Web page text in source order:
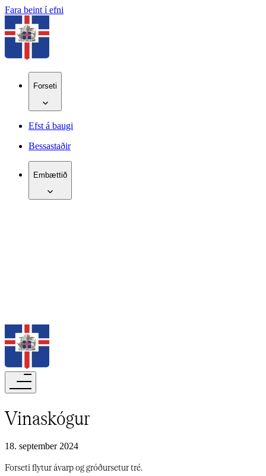
Fara beint í efni
Forseti
Efst á baugi
Bessastaðir
Embættið
Vinaskógur​​​​‌ ‍ ​‍​‍‌‍ ‌ ​‍‌‍‍‌‌‍‌ ‌‍‍‌‌‍ ‍​‍​‍​ ‍‍​‍​‍‌ ​ ‌‍​‌‌‍ ‍‌‍‍‌‌ ‌​‌ ‍‌​‍ ‍‌‍‍‌‌‍ ​‍​‍​‍ ​​‍​‍‌‍‍​‌ ​‍‌‍‌‌‌‍‌‍​‍​‍​ ‍‍​‍​‍‌‍‍​‌ ‌​‌ ‌​‌ ​​‌ ​ ​‍ ​‍ ‌‍‌‍‌‍ ‌ ​‍‌ ​ ‌‍‌‌‌ ‌​‌‍‍‌​‍ ‌‌‍‍‌‌ ​ ‌‍ ​‌‍​‌‌‍ ‍‌‍‌​‌ ​ ​‍ ‍‌ ‌‍‌‍‌‌‌ ​‍‌‍​ ‌‍‌‌‌‍ ​​‍ ‍‌‍​‌‌ ​​‌ ​​​‍ ‌ ​ ‌ ‌​‌ ‌‌‌‍‌​‌‍‍‌‌‍ ​‍ ‌‍‍‌‌‍ ‍‌ ‌​‌‍‌‌‌‍ ‍‌ ‌​​‍ ‌‍‌‌‌‍‌​‌‍‍‌‌ ‌​​‍ ‌‍ ‌‌‍ ‌‍‌​‌‍‌‌​ ‌‌ ​​‌ ​‍‌‍‌‌‌ ​ ‌‍‌‌‌‍ ‍‌ ‌​‌‍​‌‌ ‌​‌‍‍‌‌‍ ‌‍ ‍​ ‍ ‌‍‍‌‌‍‌​​ ‌‌ ​ ‌​‍‌‌​‌​‌‍‍​‌​​‌‌‍‌​‌‍​ ​ ‌‌‌‌‌​‌​​ ‌‌‍​‌‌​ ‌‌‌‌‌​‍‌​ ‌​‌​ ‌​ ​ ‌‌​ ‌‌‌‍‌ ​​‌​​‌‌‌​‍​ ‍ ‌ ‌​‌ ‍‌‌ ​​‌‍‌‌​ ‌‌‍ ‍‌‍‌‌‌ ‌ ‌ ​ ​ ‍ ‌ ​​‌‍​‌‌ ‌​‌‍‍​​ ‌‌ ‌​‌‍‍‌‌ ‌​‌‍ ​‌‍‌‌​ ‌‍​‍‌‍​‌‌ ​ ‌‍‌‌‌‌‌‌‌ ​‍‌‍ ​​ ‌‌‍‍​‌ ‌​‌ ‌​‌ ​​‌ ​ ​‍‌‌​ ​‍‌​‌‍​‍‌‌​ ​‍‌​‌‍‌‍‌‍‌‍ ‌ ​‍‌ ​ ‌‍‌‌‌ ‌​‌‍‍‌​‍ ‌‌‍‍‌‌ ​ ‌‍ ​‌‍​‌‌‍ ‍‌‍‌​‌ ​ ​‍ ‍‌ ‌‍‌‍‌‌‌ ​‍‌‍​ ‌‍‌‌‌‍ ​​‍ ‍‌‍​‌‌ ​​‌ ​​​‍‌‌​ ​‍‌​‌‍‌ ​ ‌ ‌​‌ ‌‌‌‍‌​‌‍‍‌‌‍ ​‍‌‍‌‍‍‌‌‍‌​​ ‌‌ ​ ‌​‍‌‌​‌​‌‍‍​‌​​‌‌‍‌​‌‍​ ​ ‌‌‌‌‌​‌​​ ‌‌‍​‌‌​ ‌‌‌‌‌​‍‌​ ‌​‌​ ‌​ ​ ‌‌​ ‌‌‌‍‌ ​​‌​​‌‌‌​‍​‍‌‍‌ ‌​‌ ‍‌‌ ​​‌‍‌‌​ ‌‌‍ ‍‌‍‌‌‌ ‌ ‌ ​ ​‍‌‍‌ ​​‌‍​‌‌ ‌​‌‍‍​​ ‌‌ ‌​‌‍‍‌‌ ‌​‌‍ ​‌‍‌‌​‍‌‍‌ ​​‌‍‌‌‌ ​‍‌ ​ ‌ ​​‌‍‌‌‌‍​ ‌ ‌​‌‍‍‌‌ ‌‍‌‍‌‌​ ‌‌ ​​‌ ‌‌‌‍​‍‌‍ ​‌‍‍‌‌ ​ ‌‍‍​‌‍‌‌‌‍‌​​‍​‍‌ ‌
18. september 2024
Forseti flytur ávarp og gróðursetur tré.​​​​‌ ‍ ​‍​‍‌‍ ‌ ​‍‌‍‍‌‌‍‌ ‌‍‍‌‌‍ ‍​‍​‍​ ‍‍​‍​‍‌ ​ ‌‍​‌‌‍ ‍‌‍‍‌‌ ‌​‌ ‍‌​‍ ‍‌‍‍‌‌‍ ​‍​‍​‍ ​​‍​‍‌‍‍​‌ ​‍‌‍‌‌‌‍‌‍​‍​‍​ ‍‍​‍​‍‌‍‍​‌ ‌​‌ ‌​‌ ​​‌ ​ ​‍ ​‍ ‌‍‌‍‌‍ ‌ ​‍‌ ​ ‌‍‌‌‌ ‌​‌‍‍‌​‍ ‌‌‍‍‌‌ ​ ‌‍ ​‌‍​‌‌‍ ‍‌‍‌​‌ ​ ​‍ ‍‌ ‌‍‌‍‌‌‌ ​‍‌‍​ ‌‍‌‌‌‍ ​​‍ ‍‌‍​‌‌ ​​‌ ​​​‍ ‌ ​ ‌ ‌​‌ ‌‌‌‍‌​‌‍‍‌‌‍ ​‍ ‌‍‍‌‌‍ ‍‌ ‌​‌‍‌‌‌‍ ‍‌ ‌​​‍ ‌‍‌‌‌‍‌​‌‍‍‌‌ ‌​​‍ ‌‍ ‌‌‍ ‌‍‌​‌‍‌‌​ ‌‌ ​​‌ ​‍‌‍‌‌‌ ​ ‌‍‌‌‌‍ ‍‌ ‌​‌‍​‌‌ ‌​‌‍‍‌‌‍ ‌‍ ‍​ ‍ ‌‍‍‌‌‍‌​​ ‌‌ ​ ‌​‍‌‌​‌​‌‍‍​‌​​‌‌‍‌​‌‍​ ​ ‌‌‌‌‌​‌​​ ‌‌‍​‌‌​ ‌‌‌‌‌​‍‌​ ‌​‌​ ‌​ ​ ‌‌​ ‌‌‌‍‌ ​​‌​​‌‌‌​‍​ ‍ ‌ ‌​‌ ‍‌‌ ​​‌‍‌‌​ ‌‌‍ ‍‌‍‌‌‌ ‌ ‌ ​ ​ ‍ ‌ ​​‌‍​‌‌ ‌​‌‍‍​​ ‌‌‍‌​‌‍‌‌‌ ​ ‌‍​ ‌ ​‍‌‍‍‌‌ ​​‌ ‌​‌‍‍‌‌‍ ‌‍ ‍​ ‌‍​‍‌‍​‌‌ ​ ‌‍‌‌‌‌‌‌‌ ​‍‌‍ ​​ ‌‌‍‍​‌ ‌​‌ ‌​‌ ​​‌ ​ ​‍‌‌​ ​‍‌​‌‍​‍‌‌​ ​‍‌​‌‍‌‍‌‍‌‍ ‌ ​‍‌ ​ ‌‍‌‌‌ ‌​‌‍‍‌​‍ ‌‌‍‍‌‌ ​ ‌‍ ​‌‍​‌‌‍ ‍‌‍‌​‌ ​ ​‍ ‍‌ ‌‍‌‍‌‌‌ ​‍‌‍​ ‌‍‌‌‌‍ ​​‍ ‍‌‍​‌‌ ​​‌ ​​​‍‌‌​ ​‍‌​‌‍‌ ​ ‌ ‌​‌ ‌‌‌‍‌​‌‍‍‌‌‍ ​‍‌‍‌‍‍‌‌‍‌​​ ‌‌ ​ ‌​‍‌‌​‌​‌‍‍​‌​​‌‌‍‌​‌‍​ ​ ‌‌‌‌‌​‌​​ ‌‌‍​‌‌​ ‌‌‌‌‌​‍‌​ ‌​‌​ ‌​ ​ ‌‌​ ‌‌‌‍‌ ​​‌​​‌‌‌​‍​‍‌‍‌ ‌​‌ ‍‌‌ ​​‌‍‌‌​ ‌‌‍ ‍‌‍‌‌‌ ‌ ‌ ​ ​‍‌‍‌ ​​‌‍​‌‌ ‌​‌‍‍​​ ‌‌‍‌​‌‍‌‌‌ ​ ‌‍​ ‌ ​‍‌‍‍‌‌ ​​‌ ‌​‌‍‍‌‌‍ ‌‍ ‍​‍‌‍‌ ​​‌‍‌‌‌ ​‍‌ ​ ‌ ​​‌‍‌‌‌‍​ ‌ ‌​‌‍‍‌‌ ‌‍‌‍‌‌​ ‌‌ ​​‌ ‌‌‌‍​‍‌‍ ​‌‍‍‌‌ ​ ‌‍‍​‌‍‌‌‌‍‌​​‍​‍‌ ‌